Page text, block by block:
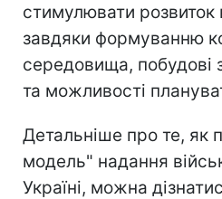
стимулювати розвиток
завдяки формуванню
середовища, побудові
та можливості
Детальніше про те, як
модель" надання
Україні, можна